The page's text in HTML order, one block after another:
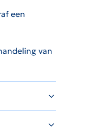
een
van